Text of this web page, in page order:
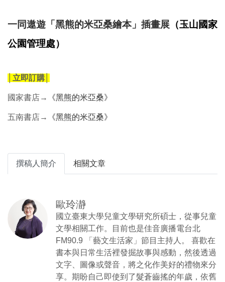
一同遨遊「黑熊的米亞桑繪本」插畫展 （玉山國家
公園管理處）
│立即訂購│
國家書店→ 《黑熊的米亞桑》
五南書店→ 《黑熊的米亞桑》
撰稿人簡介 相關文章
歐玲瀞
國立臺東大學兒童文學研究所碩士，從事兒童
文學相關工作。目前也是佳音廣播電台北
FM90.9 「藝文生活家」節目主持人。 喜歡在
書本與日常生活裡發掘故事與感動，然後透過
文字、圖像或聲音，將之化作美好的禮物來分
享。期盼自己即使到了髮蒼齒搖的年歲，依舊